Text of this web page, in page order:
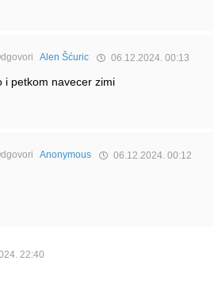
Alen Šćuric 06.12.2024. 00:13
i petkom navecer zimi
Anonymous 06.12.2024. 00:12
22:40